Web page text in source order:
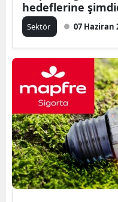
hedeflerine
Sektör 07 Haziran